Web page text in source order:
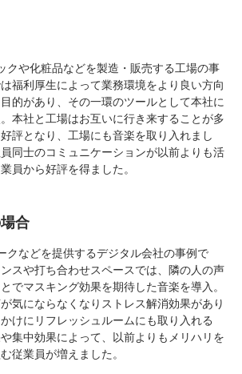
クや化粧品などを製造・販売する工場の事
福利厚生によって業務環境をより良い方向
的があり、その一環のツールとして本社に
本社と工場はお互いに行き来することが多
評となり、工場にも音楽を取り入れまし
同士のコミュニケーションが以前よりも活
員から好評を得ました。
合
クなどを提供するデジタル会社の事例で
スや打ち合わせスペースでは、隣の人の声
でマスキング効果を期待した音楽を導入。
気にならなくなりストレス解消効果があり
けにリフレッシュルームにも取り入れる
集中効果によって、以前よりもメリハリを
従業員が増えました。